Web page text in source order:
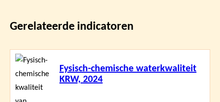
Gerelateerde indicatoren
Fysisch-chemische waterkwaliteit
KRW, 2024
Lees
meer